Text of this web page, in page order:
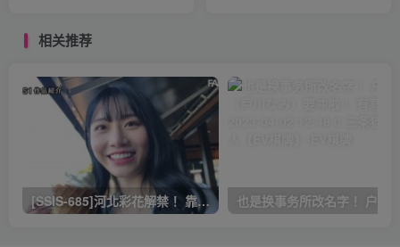
相关推荐
[SSIS-685]河北彩花解禁！ 靠这支作品再拿下销售冠军！ 有意思吧 2023-03-30 14:25 0 三条猫娱乐达人【EV棋牌】